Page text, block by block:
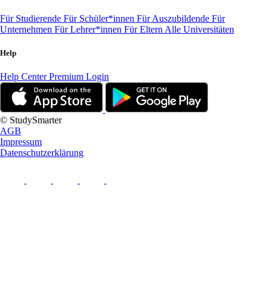
Für Studierende Für Schüler*innen Für Auszubildende Für
Unternehmen Für Lehrer*innen Für Eltern Alle Universitäten
Help
Help CenterPremium Login
© StudySmarter
AGB
Impressum
Datenschutzerklärung